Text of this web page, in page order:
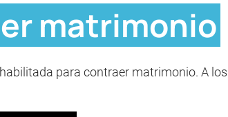
matrimonio
para contraer matrimonio. A